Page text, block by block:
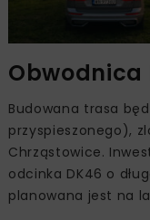
Obwodnica
Budowana trasa
przyspieszonego),
Chrząstowice.
odcinka DK46 o
planowana jest na